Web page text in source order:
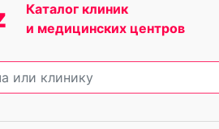
Каталог клиник
и медицинских центров